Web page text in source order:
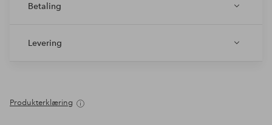
Betaling
Levering
Produkterklæring